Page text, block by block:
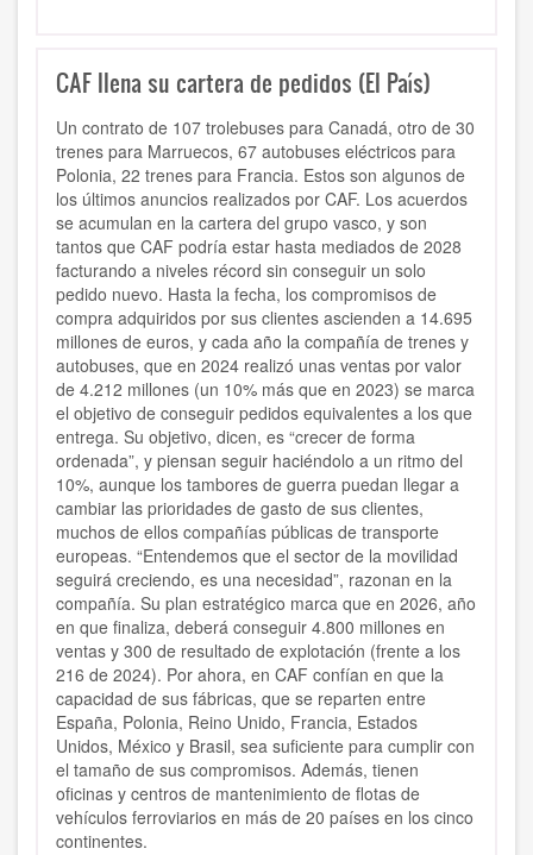
CAF llena su cartera de pedidos (El País)
Un contrato de 107 trolebuses para Canadá, otro de 30
trenes para Marruecos, 67 autobuses eléctricos para
Polonia, 22 trenes para Francia. Estos son algunos de
los últimos anuncios realizados por CAF. Los acuerdos
se acumulan en la cartera del grupo vasco, y son
tantos que CAF podría estar hasta mediados de 2028
facturando a niveles récord sin conseguir un solo
pedido nuevo. Hasta la fecha, los compromisos de
compra adquiridos por sus clientes ascienden a 14.695
millones de euros, y cada año la compañía de trenes y
autobuses, que en 2024 realizó unas ventas por valor
de 4.212 millones (un 10% más que en 2023) se marca
el objetivo de conseguir pedidos equivalentes a los que
entrega. Su objetivo, dicen, es “crecer de forma
ordenada”, y piensan seguir haciéndolo a un ritmo del
10%, aunque los tambores de guerra puedan llegar a
cambiar las prioridades de gasto de sus clientes,
muchos de ellos compañías públicas de transporte
europeas. “Entendemos que el sector de la movilidad
seguirá creciendo, es una necesidad”, razonan en la
compañía. Su plan estratégico marca que en 2026, año
en que finaliza, deberá conseguir 4.800 millones en
ventas y 300 de resultado de explotación (frente a los
216 de 2024). Por ahora, en CAF confían en que la
capacidad de sus fábricas, que se reparten entre
España, Polonia, Reino Unido, Francia, Estados
Unidos, México y Brasil, sea suficiente para cumplir con
el tamaño de sus compromisos. Además, tienen
oficinas y centros de mantenimiento de flotas de
vehículos ferroviarios en más de 20 países en los cinco
continentes.